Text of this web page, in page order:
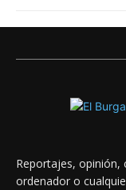
Reportajes, opinión,
ordenador o